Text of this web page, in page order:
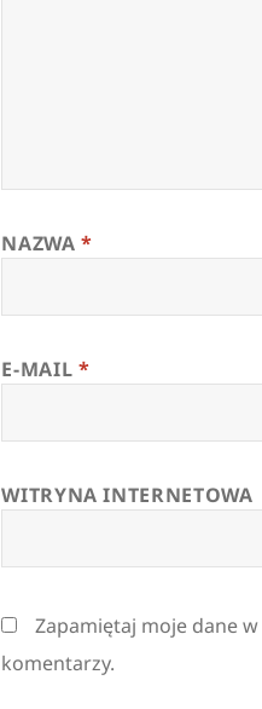
NAZWA*
E-MAIL *
WITRYNA INTERNETOWA
Zapamiętaj moje dane
komentarzy.